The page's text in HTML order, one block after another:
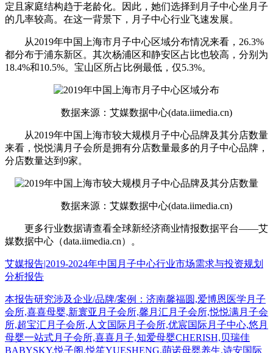
定且家庭结构趋于老龄化。因此，她们选择到月子中心坐月子
的几率较高。在这一背景下，月子中心行业飞速发展。
从2019年中国上海市月子中心区域分布情况来看，26.3%
都分布于浦东新区。其次杨浦区和静安区占比也较高，分别为
18.4%和10.5%。宝山区所占比例最低，仅5.3%。
数据来源：艾媒数据中心(data.iimedia.cn)
从2019年中国上海市较大规模月子中心品牌及其分店数量
来看，悦悦满月子会所是拥有分店数量最多的月子中心品牌，
分店数量达到9家。
数据来源：艾媒数据中心(data.iimedia.cn)
更多行业数据请查看全球新经济商业情报数据平台——艾
媒数据中心（data.iimedia.cn）。
艾媒报告|2019-2024年中国月子中心行业市场需求与投资规划
分析报告
本报告研究涉及企业/品牌/案例：济南馨福圆,爱博恩医学月子
会所,喜喜母婴,新寰亚月子会所,馨月汇月子会所,悦悦满月子会
所,超宝汇月子会所,人文国际月子会所,优宸国际月子中心,悠月
母婴一站式月子会所,喜喜月子,知爱母婴CHERISH,贝瑞佳
BABYSKY,悦子阁,悦笙YUESHENG,萌诺母婴养生,诗安国际